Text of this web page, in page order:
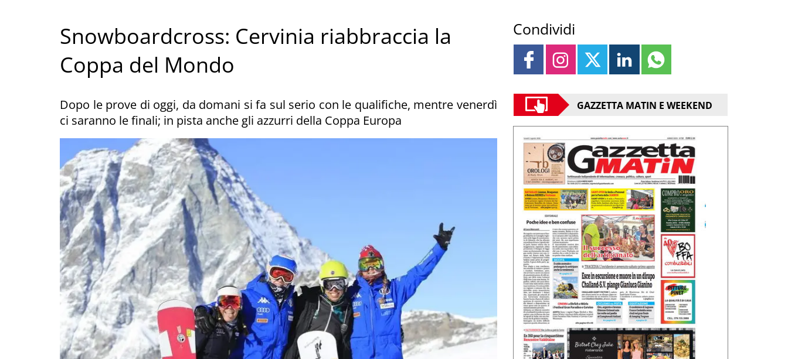
Snowboardcross: Cervinia riabbraccia la
Coppa del Mondo
Dopo le prove di oggi, da domani si fa sul serio con le qualifiche, mentre venerdì
ci saranno le finali; in pista anche gli azzurri della Coppa Europa
Condividi
GAZZETTA MATIN E WEEKEND